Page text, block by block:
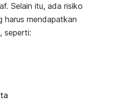
Selain itu, ada risiko
harus mendapatkan
seperti: